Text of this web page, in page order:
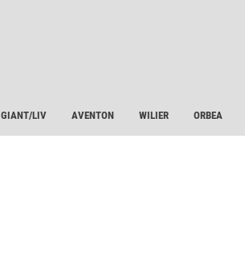
GIANT/LIV AVENTON WILIER ORBEA